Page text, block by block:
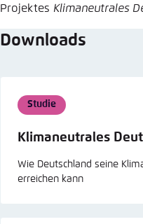
Projektes Klimaneutrales
Downloads
Studie
Klimaneutrales
Wie Deutschland seine
erreichen kann